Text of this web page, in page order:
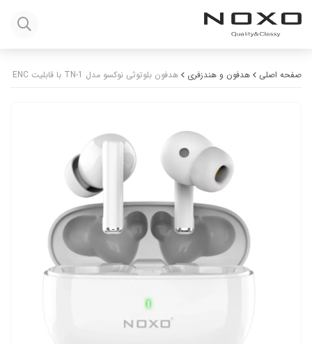
صفحه اصلی هدفون و هندزفری هدفون بلوتوثی نوکسو مدل TN-1 با قابلیت ENC